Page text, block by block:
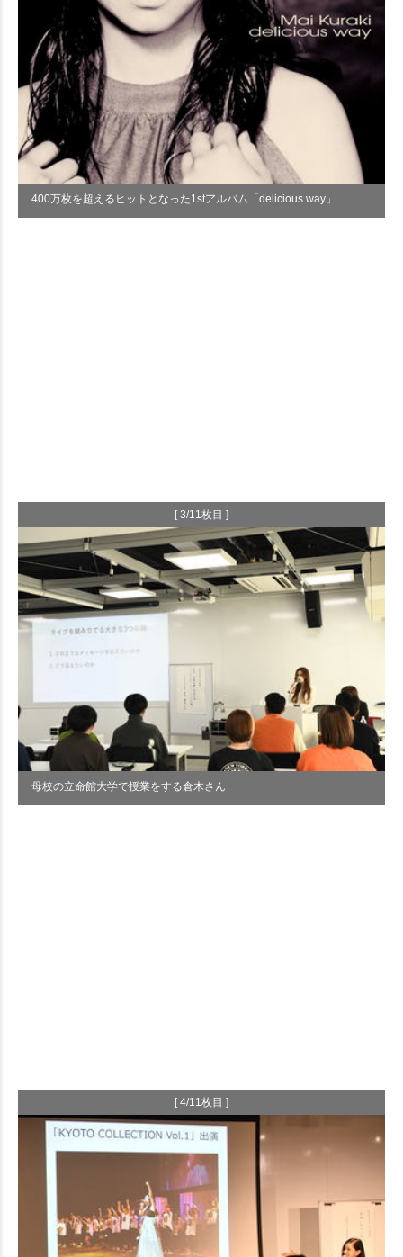
400万枚を超えるヒットとなった1stアルバム「delicious way」
[ 3/11枚目 ]
母校の立命館大学で授業をする倉木さん
[ 4/11枚目 ]